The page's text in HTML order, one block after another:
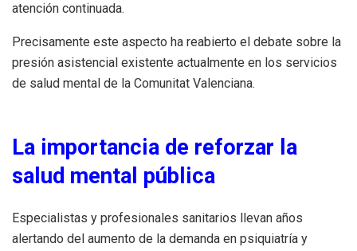
atención continuada.
Precisamente este aspecto ha reabierto el debate sobre la
presión asistencial existente actualmente en los servicios
de salud mental de la Comunitat Valenciana.
La importancia de reforzar la
salud mental pública
Especialistas y profesionales sanitarios llevan años
alertando del aumento de la demanda en psiquiatría y